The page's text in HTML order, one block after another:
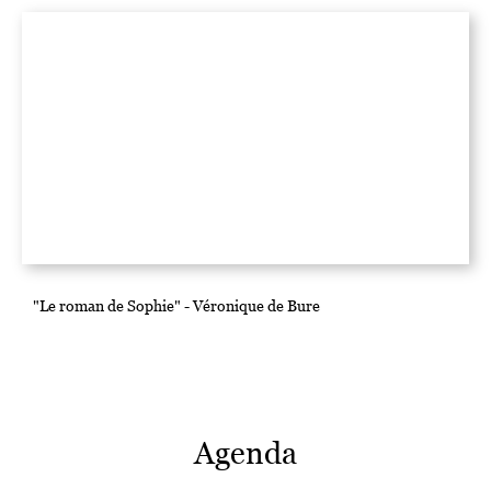
"Le roman de Sophie" - Véronique de Bure
Agenda